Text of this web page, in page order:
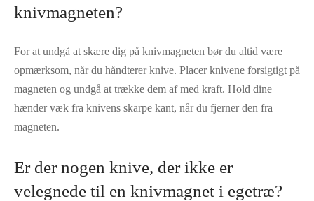
knivmagneten?
For at undgå at skære dig på knivmagneten bør du altid være
opmærksom, når du håndterer knive. Placer knivene forsigtigt på
magneten og undgå at trække dem af med kraft. Hold dine
hænder væk fra knivens skarpe kant, når du fjerner den fra
magneten.
Er der nogen knive, der ikke er
velegnede til en knivmagnet i egetræ?